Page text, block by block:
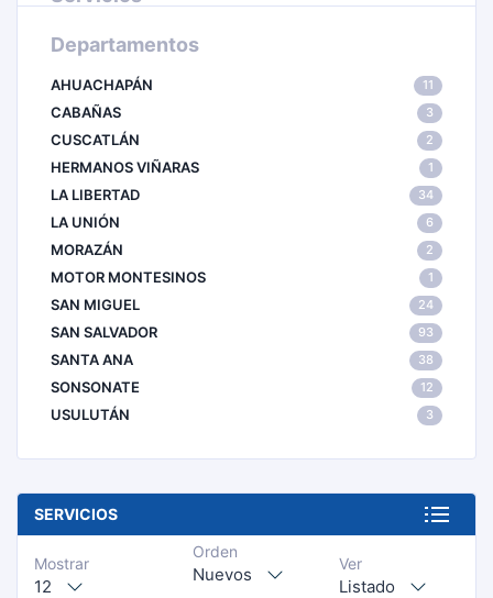
Departamentos
AHUACHAPÁN 11
CABAÑAS 3
CUSCATLÁN 2
HERMANOS VIÑARAS 1
LA LIBERTAD 34
LA UNIÓN 6
MORAZÁN 2
MOTOR MONTESINOS 1
SAN MIGUEL 24
SAN SALVADOR 93
SANTA ANA 38
SONSONATE 12
USULUTÁN 3
SERVICIOS
Ver
Listado
Orden
Nuevos
Mostrar
12